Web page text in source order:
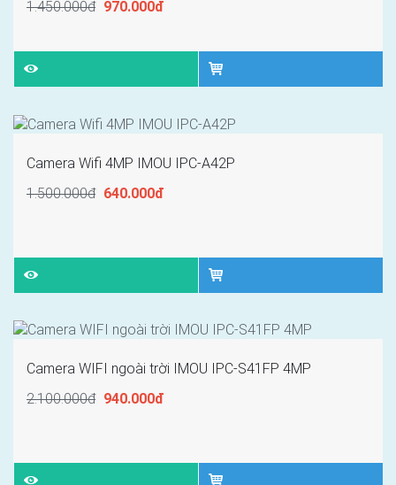
1.450.000đ 970.000đ
Camera Wifi 4MP IMOU IPC-A42P
1.500.000đ 640.000đ
Camera WIFI ngoài trời IMOU IPC-S41FP 4MP
2.100.000đ 940.000đ